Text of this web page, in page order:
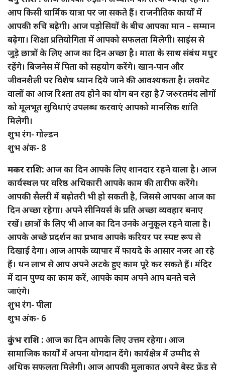
आप किसी धार्मिक यात्रा पर जा सकते हैं। राजनीतिक कार्यों में
आपकी रुचि बढ़ेगी। आज पड़ोसियों के बीच आपका मान – सम्मान
बढ़ेगा। शिक्षा प्रतियोगिता में आपको सफलता मिलेगी। साइंस से
जुड़े छात्रों के लिए आज का दिन अच्छा है। माता के साथ संबंध मधुर
रहेंगे। बिजनेस में पिता को सहयोग करेंगे। खान-पान और
जीवनशैली पर विशेष ध्यान दिये जाने की आवश्यकता है। लवमेट
वालों का आज रिश्ता तय होने का योग बन रहा है7 जरुरतमंद लोगों
को मूलभूत सुविधाएं उपलब्ध करवाएं आपको मानसिक शांति
मिलेगी।
शुभ रंग- गोल्डन
शुभ अंक- 8
मकर राशि: आज का दिन आपके लिए शानदार रहने वाला है। आज
कार्यस्थल पर वरिष्ठ अधिकारी आपके काम की तारीफ करेंगे।
आपकी सैलरी में बढ़ोतरी भी हो सकती है, जिससे आपका आज का
दिन अच्छा रहेगा। अपने सीनियर्स के प्रति अच्छा व्यवहार बनाए
रखें। छात्रों के लिए भी आज का दिन उनके अनुकूल रहने वाला है।
आपके अच्छे प्रदर्शन का प्रभाव आपके करियर पर स्पष्ट रूप से
दिखाई देगा। आज आपके व्यापार में फायदे के आसार नजर आ रहे
हैं। धन लाभ से आप अपने अटके हुए काम पूरे कर सकते हैं। मंदिर
में दान पुण्य का काम करें, आपके काम अपने आप बनते चले
जाएंगे।
शुभ रंग- पीला
शुभ अंक- 6
कुंभ राशि : आज का दिन आपके लिए उत्तम रहेगा। आज
सामाजिक कार्यों में अपना योगदान देंगे। कार्यक्षेत्र में उम्मीद से
अधिक सफलता मिलेगी। आज आपकी मुलाकात अपने बेस्ट फ्रेंड से